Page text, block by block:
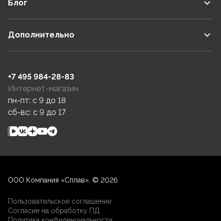
Блог
Дополнительно
+7 495 984-28-83
Интернет-магазин
пн-пт: c 9 до 18
сб-вс: c 9 до 17
ООО Компания «Сплав», © 2026
Пользовательское соглашение
Согласие на обработку ПД